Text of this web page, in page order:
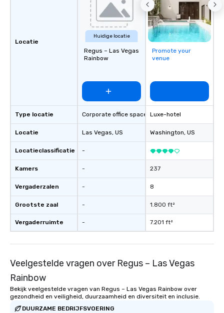
Locatie
Type locatie
Locatie
Locatieclassificatie
Kamers
Vergaderzalen
Grootste zaal
Vergaderruimte
Huidige locatie
Regus – Las Vegas
Rainbow
Corporate office space
Las Vegas, US
-
-
-
-
-
Promote your
venue
Luxe-hotel
Washington, US
237
8
1.800 ft²
7.201 ft²
Veelgestelde vragen over Regus – Las Vegas
Rainbow
Bekijk veelgestelde vragen van Regus – Las Vegas Rainbow over
gezondheid en veiligheid, duurzaamheid en diversiteit en inclusie.
DUURZAME BEDRIJFSVOERING